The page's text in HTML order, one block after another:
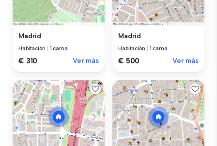
Madrid
Habitación 1 cama
€ 310 Ver más
Madrid
Habitación 1 cama
€ 500 Ver más